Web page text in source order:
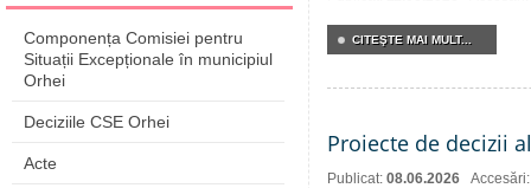
Componența Comisiei pentru
Situații Excepționale în municipiul
Orhei
Deciziile CSE Orhei
Acte
CITEŞTE MAI MULT...
Proiecte de decizii
Publicat: 08.06.2026